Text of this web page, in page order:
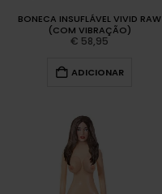
BONECA INSUFLÁVEL VIVID RAW
(COM VIBRAÇÃO)
€ 58,95
ADICIONAR